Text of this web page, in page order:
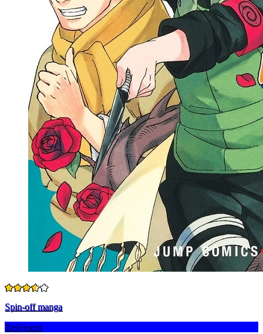
Spin-off manga
Befejezett